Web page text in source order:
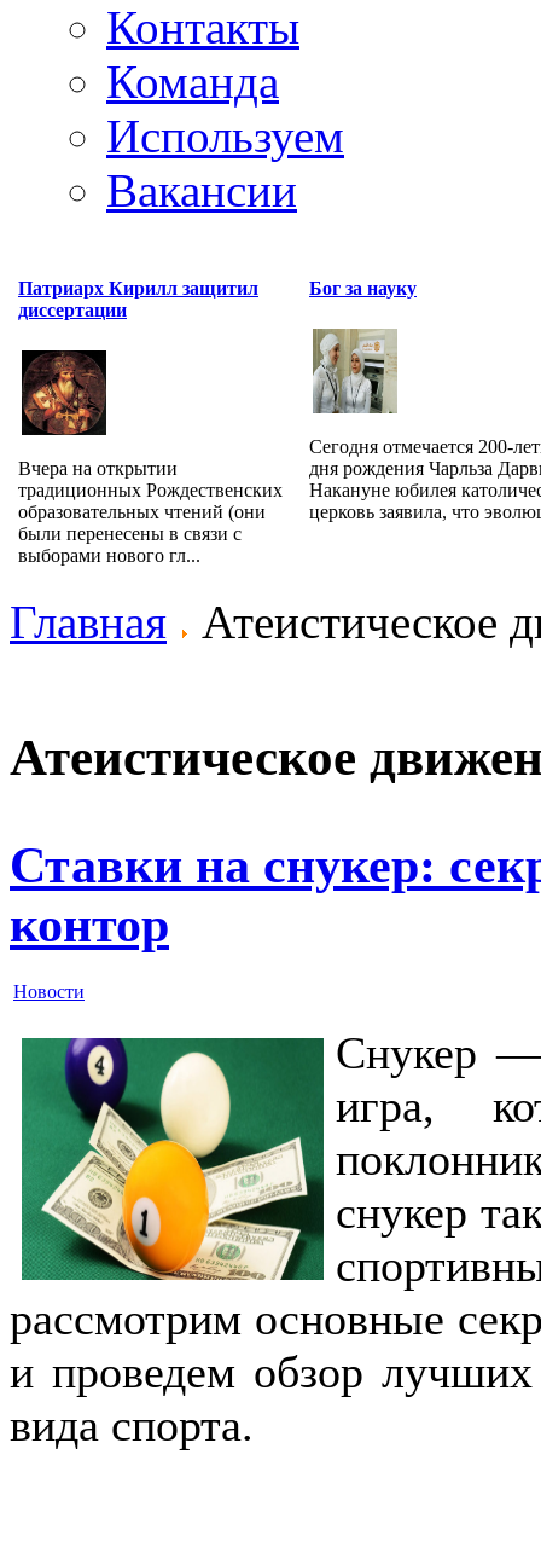
Контакты
Команда
Используем
Вакансии
Патриарх Кирилл защитил
диссертации
Вчера на открытии
традиционных Рождественских
образовательных чтений (они
были перенесены в связи с
выборами нового гл...
Бог за науку
Сегодня отмечается 200-
дня рождения Чарльза
Накануне юбилея
церковь заявила, что
Главная Атеистическое
Атеистическое
Ставки на снукер:
контор
Новости
Снукер —
игра,
снукер
рассмотрим основные
и проведем обзор лучших
вида спорта.